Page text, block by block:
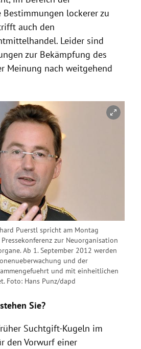
Bestimmungen lockerer zu
auch den
Leider sind
zur Bekämpfung des
Meinung nach weitgehend
schließen
Puerstl spricht am Montag
zur Neuorganisation
Ab 1. September 2012 werden
und der
und mit einheitlichen
Foto: Hans Punz/dapd
Sie?
Suchtgift-Kugeln im
den Vorwurf einer